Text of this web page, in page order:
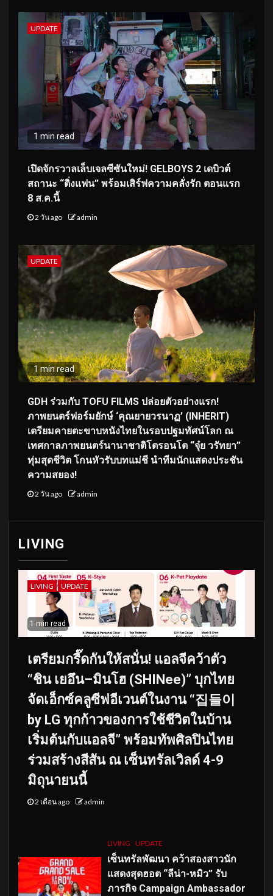
UPDATE
1 min read
เปิดจักรวาลเล็บเจลซีซันใหม่! GELBOYS 2 เดบิวต์
สถานะ “ติ่งแฟน” พร้อมเสิร์ฟความคลั่งรัก ตอนแรก
8 ส.ค.นี้
2 วัน ago admin
UPDATE
1 min read
GDH ร่วมกับ TOFU FILMS ปล่อยตัวอย่างแรก!
ภาพยนตร์ฟอร์มยักษ์ ‘คุณยายวรนาฏ’ (INHERIT)
เตรียมคายตะขาบหนังไทยในรอบปฐมทัศน์โลก ณ
เทศกาลภาพยนตร์นานาชาติโตรอนโต “จุ๋ย วรัทยา”
ทุ่มสุดชีวิต โกนหัวรับบทแม่ชี นำทีมนักแสดงประชัน
ความสยอง!
2 วัน ago admin
LIVING
LIVING UPDATE
1 min read
เตรียมกรี๊ดกันให้สนั่น! แอลจีคว้าตัว
“ชิน เยอึน–มินโฮ (SHINee)” บุกไทย
จัดเอ็กซ์คลูซีฟอีเวนต์ในงาน “집들이
by LG ทุกก้าวของการใช้ชีวิตในบ้าน
เริ่มต้นกับแอลจี” พร้อมทัพศิลปินไทย
ร่วมสร้างสีสัน ณ เซ็นทรัลเวิลด์ 4-9
มิถุนายนนี้
2 เดือน ago admin
LIVING UPDATE
เซ็นทรัลพัฒนา คว้าสองสาวนัก
แสดงสุดฮอต “ลีน่า-หมิว” รับ
ภารกิจ Campaign Ambassador